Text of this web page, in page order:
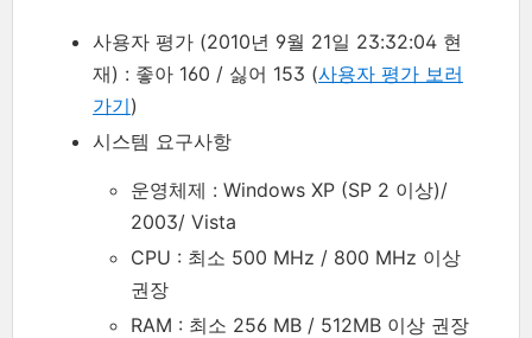
사용자 평가 (2010년 9월 21일 23:32:04 현
재) : 좋아 160 / 싫어 153 (사용자 평가 보러
가기)
시스템 요구사항
운영체제 : Windows XP (SP 2 이상)/
2003/ Vista
CPU : 최소 500 MHz / 800 MHz 이상
권장
RAM : 최소 256 MB / 512MB 이상 권장